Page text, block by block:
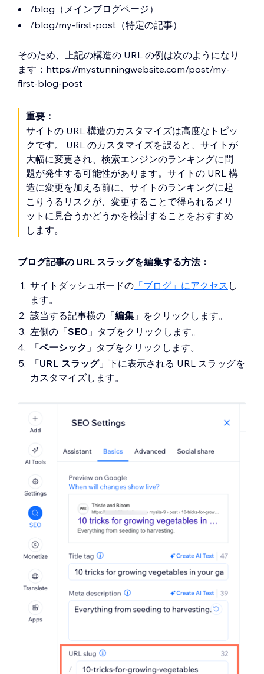
/blog（メインブログページ）
/blog/my-first-post（特定の記事）
そのため、上記の構造の URL の例は次のようになり
ます：https://mystunningwebsite.com/post/my-
first-blog-post
重要：
サイトの URL 構造のカスタマイズは高度なトピッ
クです。 URL のカスタマイズを誤ると、サイトが
大幅に変更され、検索エンジンのランキングに問
題が発生する可能性があります。サイトの URL 構
造に変更を加える前に、サイトのランキングに起
こりうるリスクが、変更することで得られるメリ
ットに見合うかどうかを検討することをおすすめ
します。
ブログ記事の URL スラッグを編集する方法：
サイトダッシュボードの 「ブログ」にアクセス し
ます。
該当する記事横の「編集 」をクリックします。
左側の「SEO 」タブをクリックします。
「ベーシック 」タブをクリックします。
「URL スラッグ」下に表示される URL スラッグを
カスタマイズします。